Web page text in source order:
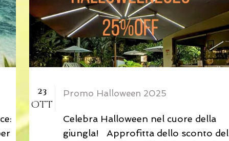
23
Ott
Promo Halloween 2025
Celebra Halloween nel cuore della
giungla! Approfitta dello sconto del